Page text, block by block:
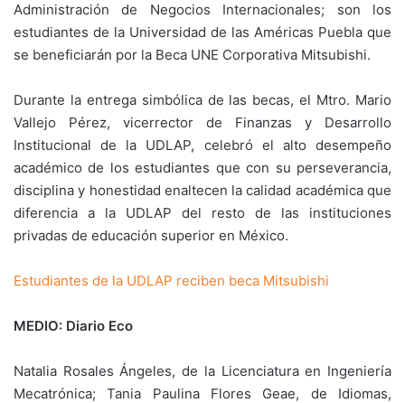
Administración de Negocios Internacionales; son los
estudiantes de la Universidad de las Américas Puebla que
se beneficiarán por la Beca UNE Corporativa Mitsubishi.
Durante la entrega simbólica de las becas, el Mtro. Mario
Vallejo Pérez, vicerrector de Finanzas y Desarrollo
Institucional de la UDLAP, celebró el alto desempeño
académico de los estudiantes que con su perseverancia,
disciplina y honestidad enaltecen la calidad académica que
diferencia a la UDLAP del resto de las instituciones
privadas de educación superior en México.
Estudiantes de la UDLAP reciben beca Mitsubishi
MEDIO: Diario Eco
Natalia Rosales Ángeles, de la Licenciatura en Ingeniería
Mecatrónica; Tania Paulina Flores Geae, de Idiomas,